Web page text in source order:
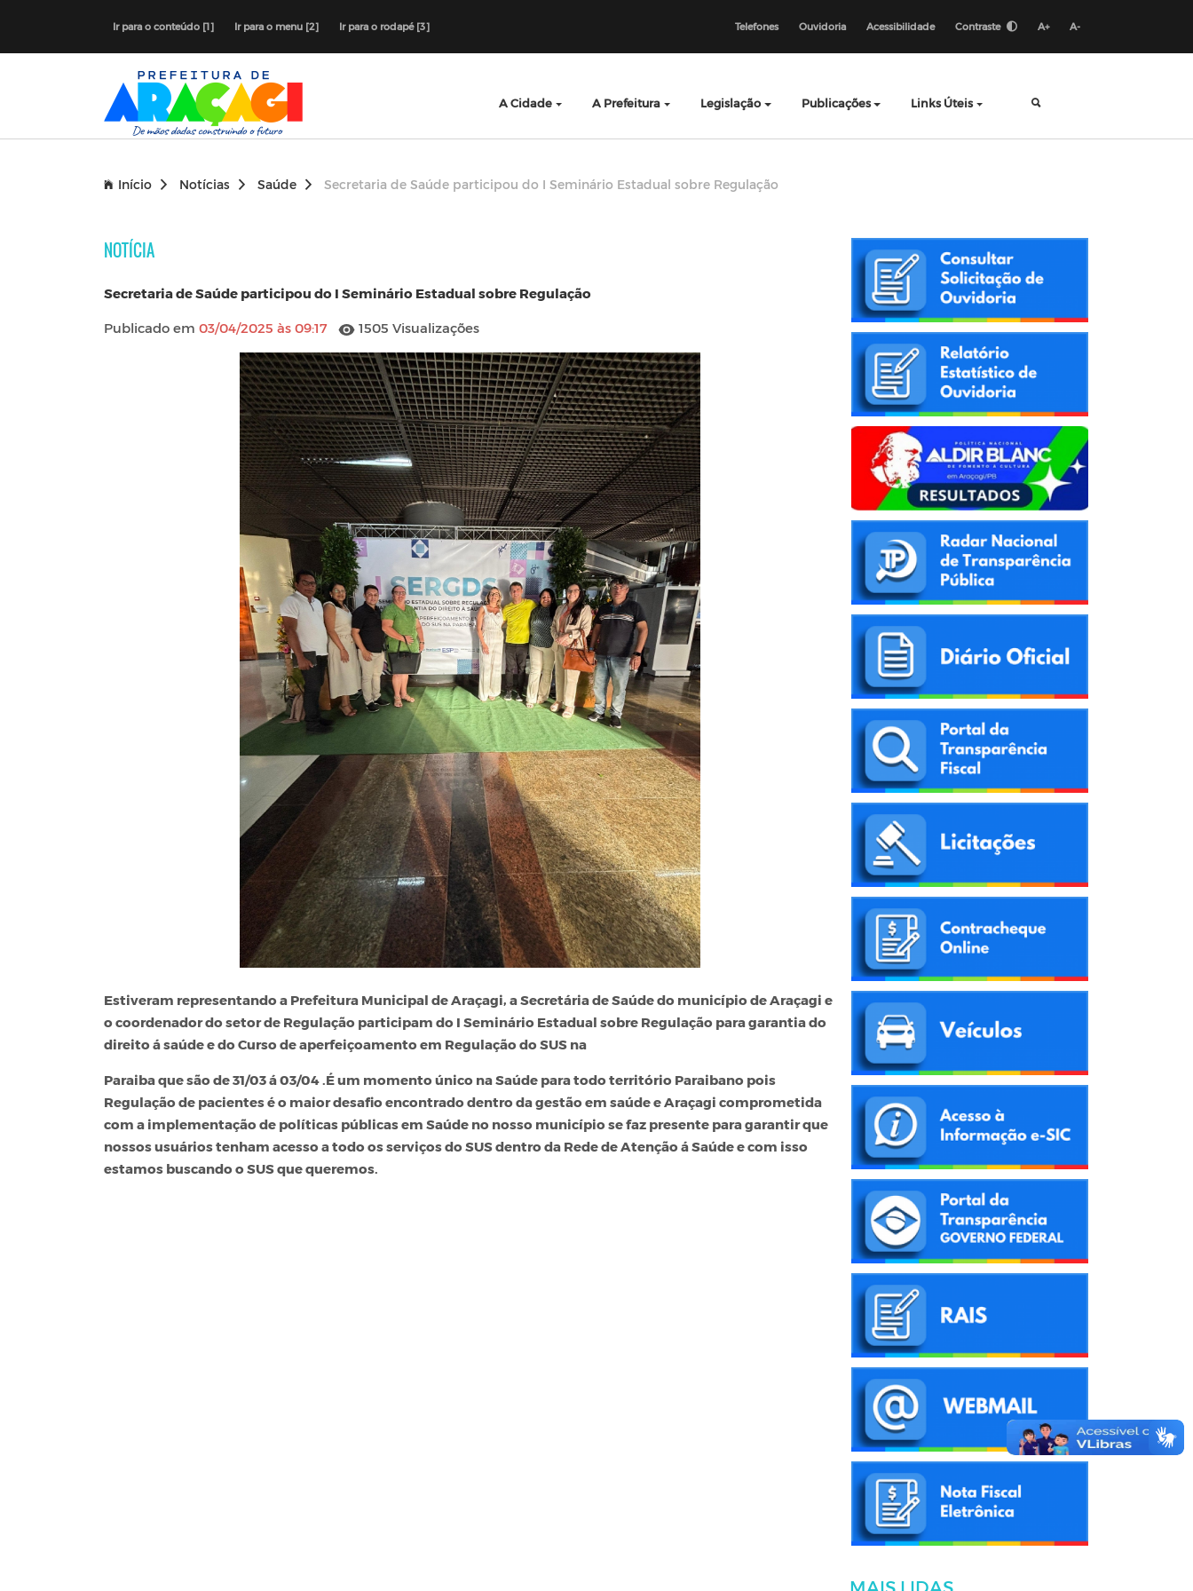
Ir para o conteúdo [1] Ir para o menu [2] Ir para o rodapé [3] Telefones Ouvidoria Acessibilidade Contraste A+ A-
A Cidade A Prefeitura Legislação Publicações Links Úteis
Início Notícias Saúde Secretaria de Saúde participou do I Seminário Estadual sobre Regulação
NOTÍCIA
Secretaria de Saúde participou do I Seminário Estadual sobre Regulação
Publicado em 03/04/2025 às 09:17 1505 Visualizações
Estiveram representando a Prefeitura Municipal de Araçagi, a Secretária de Saúde do município de Araçagi e
o coordenador do setor de Regulação participam do I Seminário Estadual sobre Regulação para garantia do
direito á saúde e do Curso de aperfeiçoamento em Regulação do SUS na
Paraiba que são de 31/03 á 03/04 .É um momento único na Saúde para todo território Paraibano pois
Regulação de pacientes é o maior desafio encontrado dentro da gestão em saúde e Araçagi comprometida
com a implementação de políticas públicas em Saúde no nosso município se faz presente para garantir que
nossos usuários tenham acesso a todo os serviços do SUS dentro da Rede de Atenção á Saúde e com isso
estamos buscando o SUS que queremos.